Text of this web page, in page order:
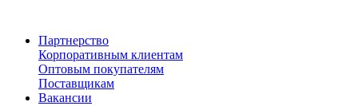
Партнерство
Корпоративным клиентам
Оптовым покупателям
Поставщикам
Вакансии